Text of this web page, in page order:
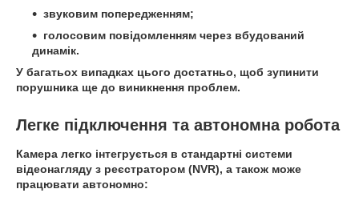
звуковим попередженням;
голосовим повідомленням через вбудований
динамік.
У багатьох випадках цього достатньо, щоб зупинити
порушника ще до виникнення проблем.
Легке підключення та автономна робота
Камера легко інтегрується в стандартні системи
відеонагляду з реєстратором (NVR), а також може
працювати автономно: